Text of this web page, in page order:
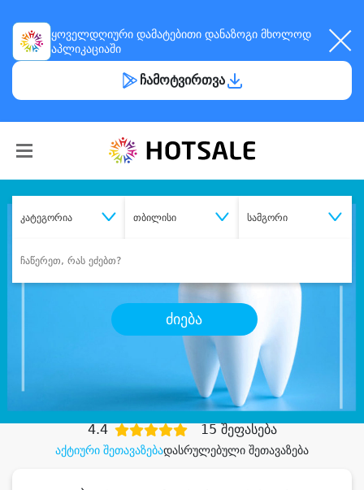
ყოველდღიური დამატებითი დანაზოგი მხოლოდ
აპლიკაციაში
ჩამოტვირთვა
კატეგორია თბილისი სამგორი
ძიება
სასურველი მომსახურება
დიდი დანაზოგით
აქტიური შეთავაზებადასრულებული შეთავაზება
4.4 15 შეფასება